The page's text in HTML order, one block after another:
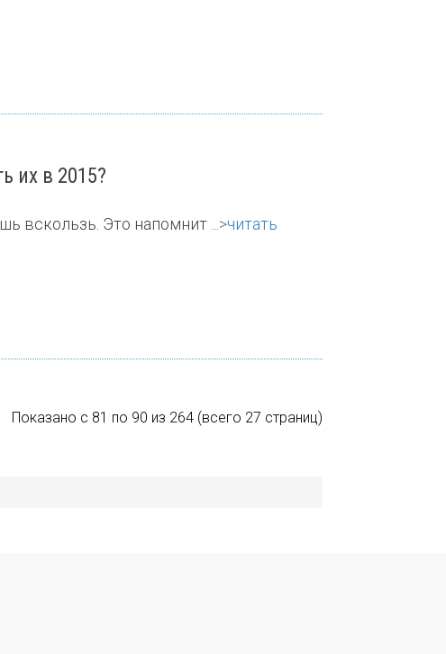
их в 2015?
вскользь. Это напомнит ... >читать
Показано с 81 по 90 из 264 (всего 27 страниц)